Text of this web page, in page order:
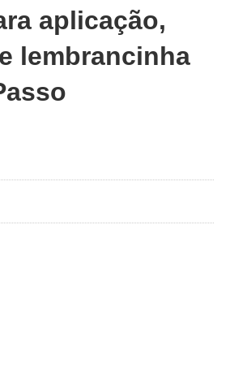
aplicação,
lembrancinha